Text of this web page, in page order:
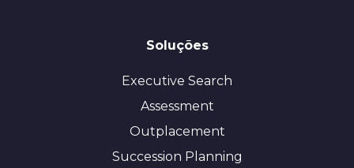
Soluções
Executive Search
Assessment
Outplacement
Succession Planning